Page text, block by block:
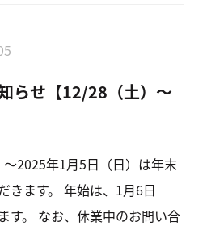
らせ【12/28（土）～
2025年1月5日（日）は年末
きます。 年始は、1月6日
す。 なお、休業中のお問い合